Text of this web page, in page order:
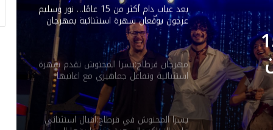
من 15
بعد غياب دام أكثر من 15 عامًا… نور وسليم
عرجون يوقّعان سهرة استثنائية بمهرجان
بوڨرنين الدولي
مهرجان قرطاج:يسرا المحنوش تقدم سهرة
استثنائية وتفاعل جماهيري مع اغانيها
الخاصة
يسرا المحنوش في قرطاج:اقبال استثنائي